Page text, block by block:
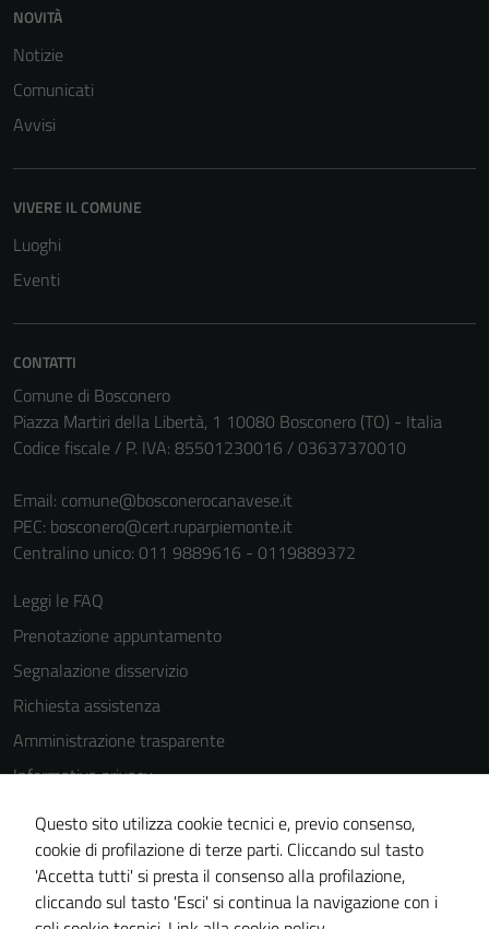
NOVITÀ
Notizie
Comunicati
Avvisi
VIVERE IL COMUNE
Luoghi
Eventi
CONTATTI
Comune di Bosconero
Piazza Martiri della Libertà, 1 10080 Bosconero (TO) - Italia
Codice fiscale / P. IVA: 85501230016 / 03637370010
Email: comune@bosconerocanavese.it
PEC: bosconero@cert.ruparpiemonte.it
Centralino unico: 011 9889616 - 0119889372
Leggi le FAQ
Prenotazione appuntamento
Segnalazione disservizio
Richiesta assistenza
Amministrazione trasparente
Informativa privacy
Cookie Policy
Note legali
Dichiarazione di accessibilità
Piano di miglioramento del sito
Questo sito utilizza cookie tecnici e, previo consenso,
cookie di profilazione di terze parti. Cliccando sul tasto
'Accetta tutti' si presta il consenso alla profilazione,
cliccando sul tasto 'Esci' si continua la navigazione con i
per il
funzionamento
possono
essere
disabilitati.